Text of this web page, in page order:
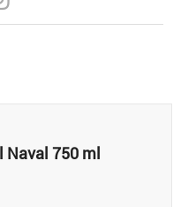
Naval 750 ml